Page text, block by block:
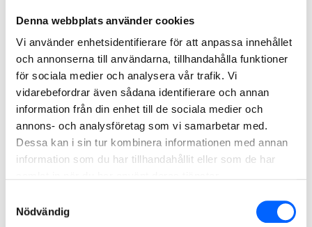
Denna webbplats använder cookies
Vi använder enhetsidentifierare för att anpassa innehållet
och annonserna till användarna, tillhandahålla funktioner
för sociala medier och analysera vår trafik. Vi
vidarebefordrar även sådana identifierare och annan
information från din enhet till de sociala medier och
annons- och analysföretag som vi samarbetar med.
Dessa kan i sin tur kombinera informationen med annan
information som du har tillhandahållit eller som de har
Nödvändig
Det har varit ett jättebra samarbete.